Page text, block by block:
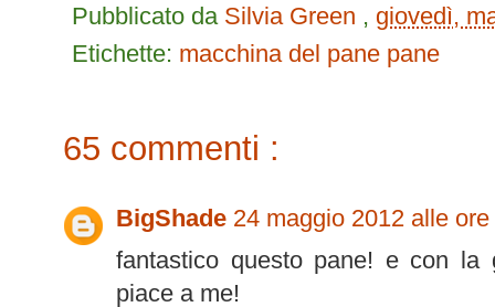
Pubblicato da Silvia Green , giovedì,
Etichette: macchina del pane pane
65 commenti :
BigShade 24 maggio 2012 alle
fantastico questo pane! e con la
piace a me!